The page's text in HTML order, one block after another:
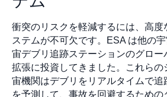
衝突のリスクを軽減するには、高度
ステムが不可欠です。ESA は他の
宙デブリ追跡ステーションのグロー
拡張に投資してきました。これらの
宙機関はデブリをリアルタイムで追
を予測して、事故を回避するため